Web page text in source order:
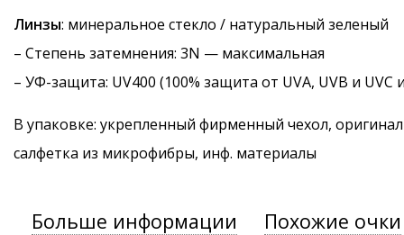
Линзы: минеральное стекло / натуральный зеленый
– Степень затемнения: 3N — максимальная
– УФ-защита: UV400 (100% защита от UVA, UVB и UVC
В упаковке: укрепленный фирменный чехол,
салфетка из микрофибры, инф. материалы
Больше информации Похожие очки